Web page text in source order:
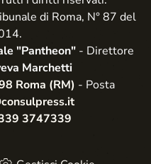
di Roma, N° 87 del
"Pantheon" - Direttore
Marchetti
Roma (RM) - Posta
3747339